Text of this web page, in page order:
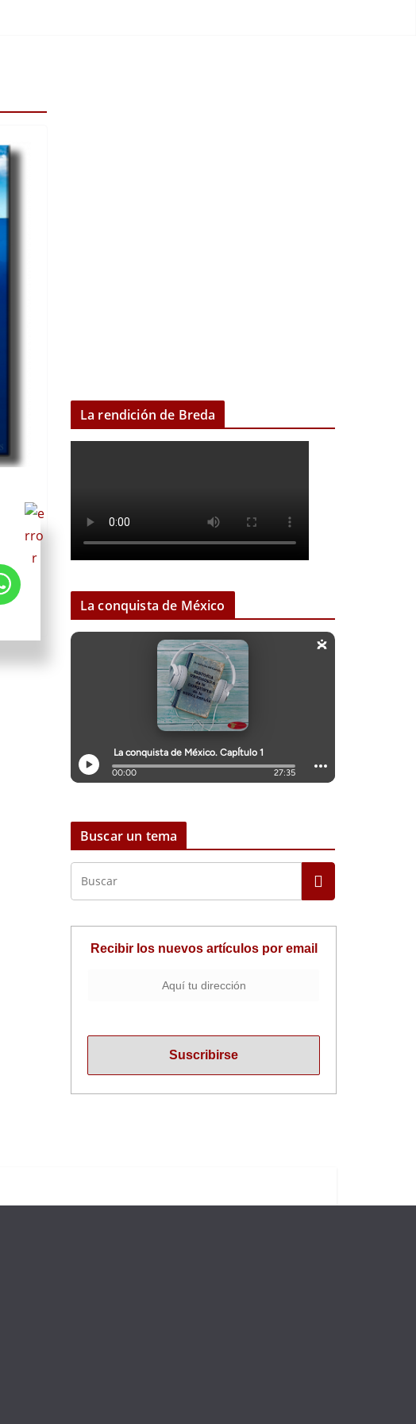
La rendición de Breda
La conquista de México
Buscar un tema
Recibir los nuevos artículos por email